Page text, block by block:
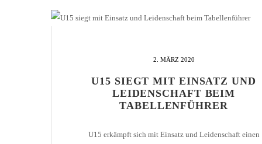
2. MÄRZ 2020
U15 SIEGT MIT EINSATZ UND
LEIDENSCHAFT BEIM
TABELLENFÜHRER
U15 erkämpft sich mit Einsatz und Leidenschaft einen